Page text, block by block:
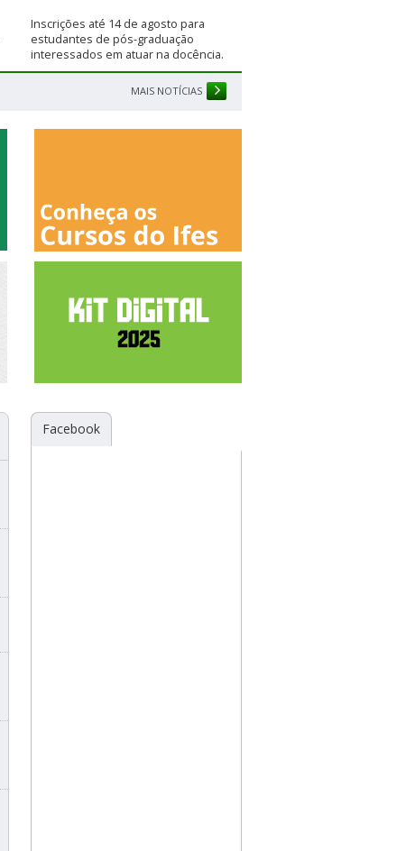
Inscrições até 14 de agosto para
estudantes de pós-graduação
interessados em atuar na docência.
MAIS NOTÍCIAS
Facebook